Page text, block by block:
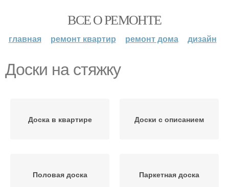
ВСЕ О РЕМОНТЕ
главная ремонт квартир ремонт дома дизайн
Доски на стяжку
Доска в квартире Доски с описанием
Половая доска Паркетная доска